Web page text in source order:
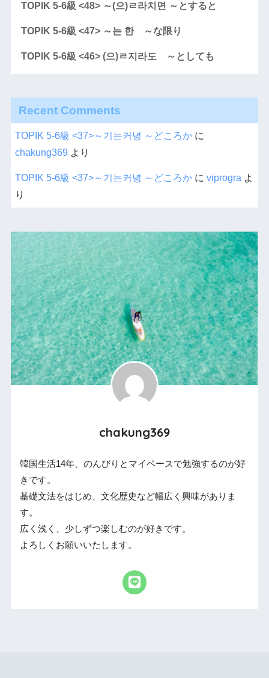
TOPIK 5-6級 <48> ～(으)ㄹ라치면 ～とすると
TOPIK 5-6級 <47> ～는 한 ～な限り
TOPIK 5-6級 <46> (으)ㄹ지라도 ～としても
Recent Comments
TOPIK 5-6級 <37>～기는커녕 ～どころかに
chakung369 より
TOPIK 5-6級 <37>～기는커녕 ～どころかに viprograよ
り
chakung369
韓国生活14年、のんびりとマイペースで勉強するのが好
きです。
基礎文法をはじめ、文化歴史など幅広く興味がありま
す。
広く浅く、少しずつ楽しむのが好きです。
よろしくお願いいたします。